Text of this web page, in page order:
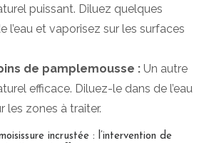
puissant. Diluez quelques
l’eau et vaporisez sur les surfaces
de pamplemousse : Un autre
efficace. Diluez-le dans de l’eau
les zones à traiter.
incrustée : l’intervention de